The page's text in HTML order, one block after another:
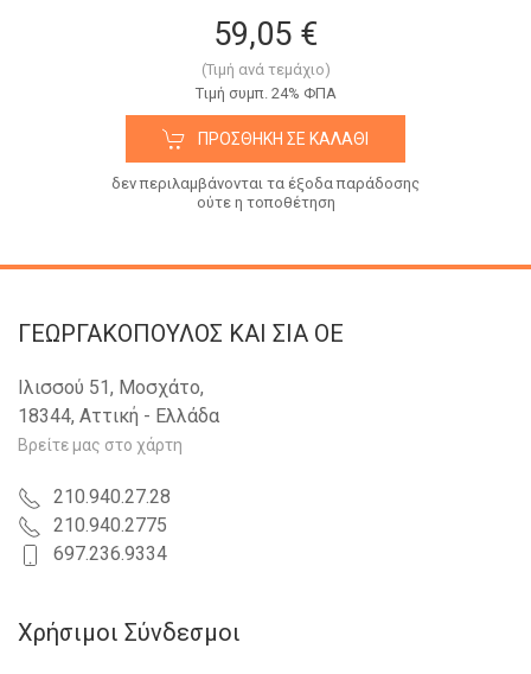
59,05 €
(Τιμή ανά τεμάχιο)
Tιμή συμπ. 24% ΦΠΑ
ΠΡΟΣΘΉΚΗ ΣΕ ΚΑΛΆΘΙ
δεν περιλαμβάνονται τα έξοδα παράδοσης
ούτε η τοποθέτηση
ΓΕΩΡΓΑΚΟΠΟΥΛΟΣ KAI ΣΙΑ OE
Ιλισσού 51, Μοσχάτο,
18344, Αττική - Ελλάδα
Βρείτε μας στο χάρτη
210.940.27.28
210.940.2775
697.236.9334
Χρήσιμοι Σύνδεσμοι